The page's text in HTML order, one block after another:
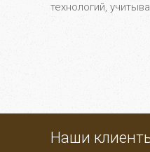
технологий,
Наши